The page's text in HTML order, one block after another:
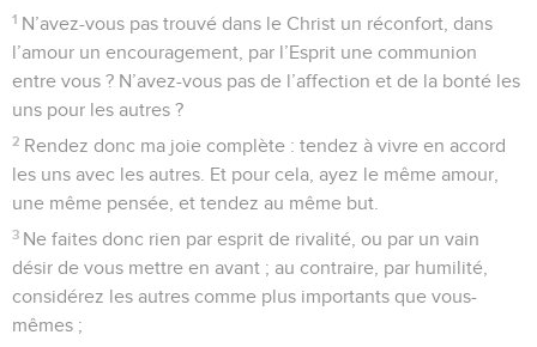
1 N’avez-vous pas trouvé dans le Christ un réconfort, dans
l’amour un encouragement, par l’Esprit une communion
entre vous ? N’avez-vous pas de l’affection et de la bonté les
uns pour les autres ?
2 Rendez donc ma joie complète : tendez à vivre en accord
les uns avec les autres. Et pour cela, ayez le même amour,
une même pensée, et tendez au même but.
3 Ne faites donc rien par esprit de rivalité, ou par un vain
désir de vous mettre en avant ; au contraire, par humilité,
considérez les autres comme plus importants que vous-
mêmes ;